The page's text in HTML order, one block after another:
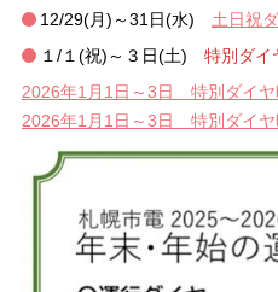
12/29(月)～31日(水) 土日祝
１/１(祝)～３日(土) 特別ダイ
2026年1月1日～3日 特別ダイ
2026年1月1日～3日 特別ダイ